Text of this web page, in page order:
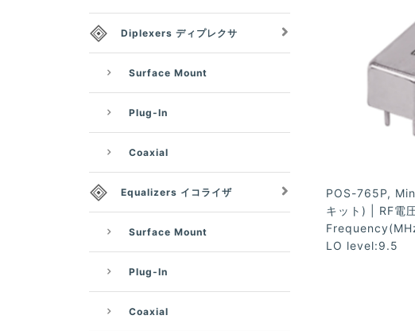
POS-765P,
キット) | RF電
LO level:9.5
Diplexers ディプレクサ
Surface Mount
Plug-In
Coaxial
Equalizers イコライザ
Surface Mount
Plug-In
Coaxial